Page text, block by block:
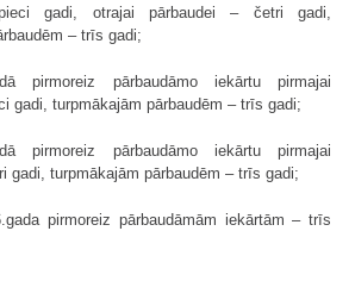
gadi, otrajai pārbaudei – četri gadi,
– trīs gadi;
pirmoreiz pārbaudāmo iekārtu pirmajai
gadi, turpmākajām pārbaudēm – trīs gadi;
pirmoreiz pārbaudāmo iekārtu pirmajai
gadi, turpmākajām pārbaudēm – trīs gadi;
pirmoreiz pārbaudāmām iekārtām – trīs